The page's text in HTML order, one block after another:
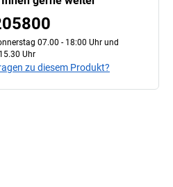
07.00 - 18:00 Uhr und
Uhr
zu diesem Produkt?